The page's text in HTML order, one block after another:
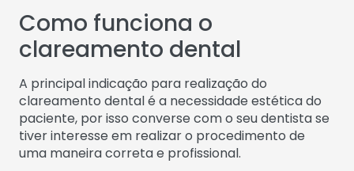
Como funciona o
clareamento dental
A principal indicação para realização do
clareamento dental é a necessidade estética do
paciente, por isso converse com o seu dentista se
tiver interesse em realizar o procedimento de
uma maneira correta e profissional.